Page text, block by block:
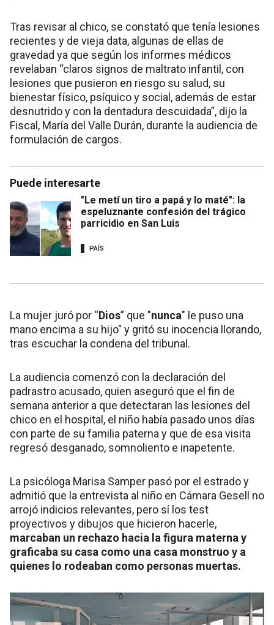
Tras revisar al chico, se constató que tenía lesiones
recientes y de vieja data, algunas de ellas de
gravedad ya que según los informes médicos
revelaban “claros signos de maltrato infantil, con
lesiones que pusieron en riesgo su salud, su
bienestar físico, psíquico y social, además de estar
desnutrido y con la dentadura descuidada”, dijo la
Fiscal, María del Valle Durán, durante la audiencia de
formulación de cargos.
Puede interesarte
"Le metí un tiro a papá y lo maté": la
espeluznante confesión del trágico
parricidio en San Luis
PAÍS
La mujer juró por “Dios” que "nunca" le puso una
mano encima a su hijo” y gritó su inocencia llorando,
tras escuchar la condena del tribunal.
La audiencia comenzó con la declaración del
padrastro acusado, quien aseguró que el fin de
semana anterior a que detectaran las lesiones del
chico en el hospital, el niño había pasado unos días
con parte de su familia paterna y que de esa visita
regresó desganado, somnoliento e inapetente.
La psicóloga Marisa Samper pasó por el estrado y
admitió que la entrevista al niño en Cámara Gesell no
arrojó indicios relevantes, pero sí los test
proyectivos y dibujos que hicieron hacerle,
marcaban un rechazo hacia la figura materna y
graficaba su casa como una casa monstruo y a
quienes lo rodeaban como personas muertas.